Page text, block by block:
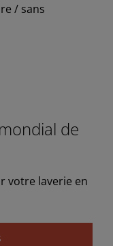
/ sans
de
votre laverie en